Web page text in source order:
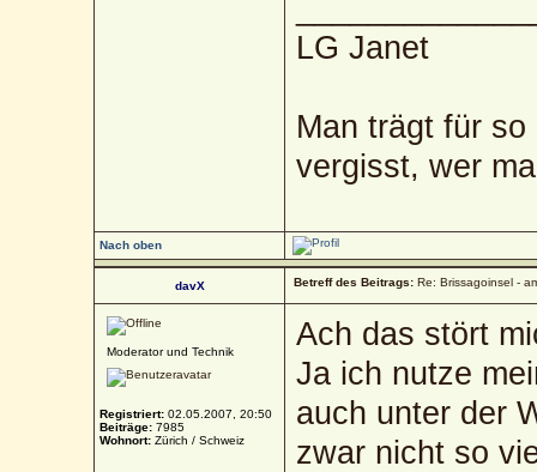
LG Janet
Man trägt für
vergisst, wer
Nach oben
davX Betreff des Beitrags: Re: Brissagoinsel -
Moderator und Technik
Registriert: 02.05.2007, 20:50
Beiträge: 7985
Wohnort: Zürich / Schweiz
Ach das stört
Ja ich nutze
auch unter der
zwar nicht so